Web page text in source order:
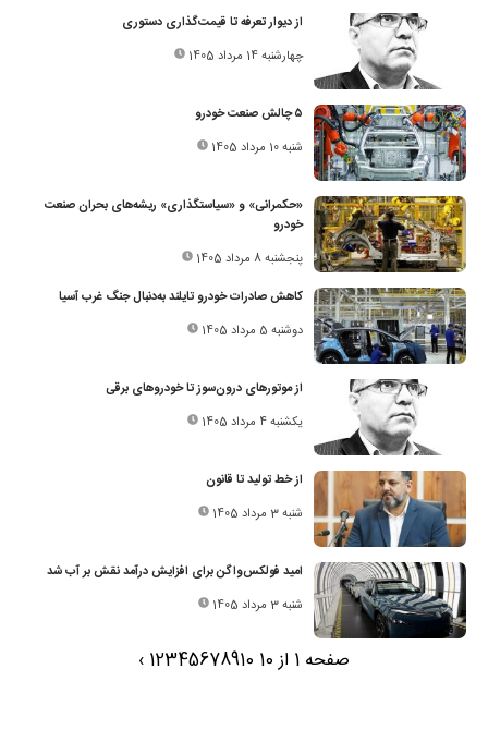
از دیوار تعرفه تا قیمت‌گذاری دستوری
چهارشنبه 14 مرداد 1405
۵ چالش صنعت خودرو
شنبه 10 مرداد 1405
«حکمرانی» و «سیاستگذاری» ریشه‌های بحران صنعت
خودرو
پنجشنبه 8 مرداد 1405
کاهش صادرات خودرو تایلند به‌دنبال جنگ غرب آسیا
دوشنبه 5 مرداد 1405
از موتورهای درون‌سوز تا خودروهای برقی
یکشنبه 4 مرداد 1405
از خط تولید تا قانون
شنبه 3 مرداد 1405
امید فولکس‌واگن برای افزایش درآمد نقش بر آب شد
شنبه 3 مرداد 1405
صفحه 1 از 10 12345678910
›